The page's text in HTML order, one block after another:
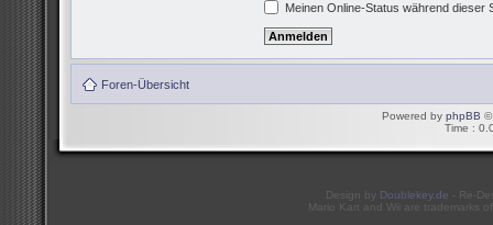
Meinen Online-Status während dieser
Foren-Übersicht
Powered by phpBB ©
Time :
Design by Doublekey.de - Re-
Mario Kart and Wii are trademarks